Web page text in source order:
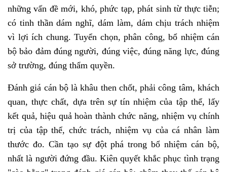
những vấn đề mới, khó, phức tạp, phát sinh từ thực tiễn;
có tinh thần dám nghĩ, dám làm, dám chịu trách nhiệm
vì lợi ích chung. Tuyển chọn, phân công, bổ nhiệm cán
bộ bảo đảm đúng người, đúng việc, đúng năng lực, đúng
sở trường, đúng thẩm quyền.
Đánh giá cán bộ là khâu then chốt, phải công tâm, khách
quan, thực chất, dựa trên sự tín nhiệm của tập thể, lấy
kết quả, hiệu quả hoàn thành chức năng, nhiệm vụ chính
trị của tập thể, chức trách, nhiệm vụ của cá nhân làm
thước đo. Cần tạo sự đột phá trong bổ nhiệm cán bộ,
nhất là người đứng đầu. Kiên quyết khắc phục tình trạng